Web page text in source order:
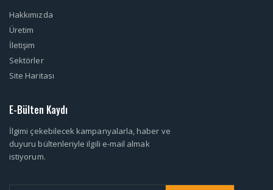
Hakkımızda
Üretim
İletişim
Sektörler
Site Haritası
E-Bülten Kaydı
İlgimi çekebilecek kampanyalarla, haber ve
duyuru bültenleriyle ilgili e-mail almak
istiyorum.